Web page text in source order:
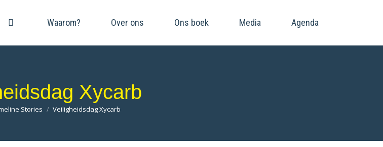
Waarom? Over ons Ons boek Media Agenda
Xycarb
Stories Veiligheidsdag Xycarb